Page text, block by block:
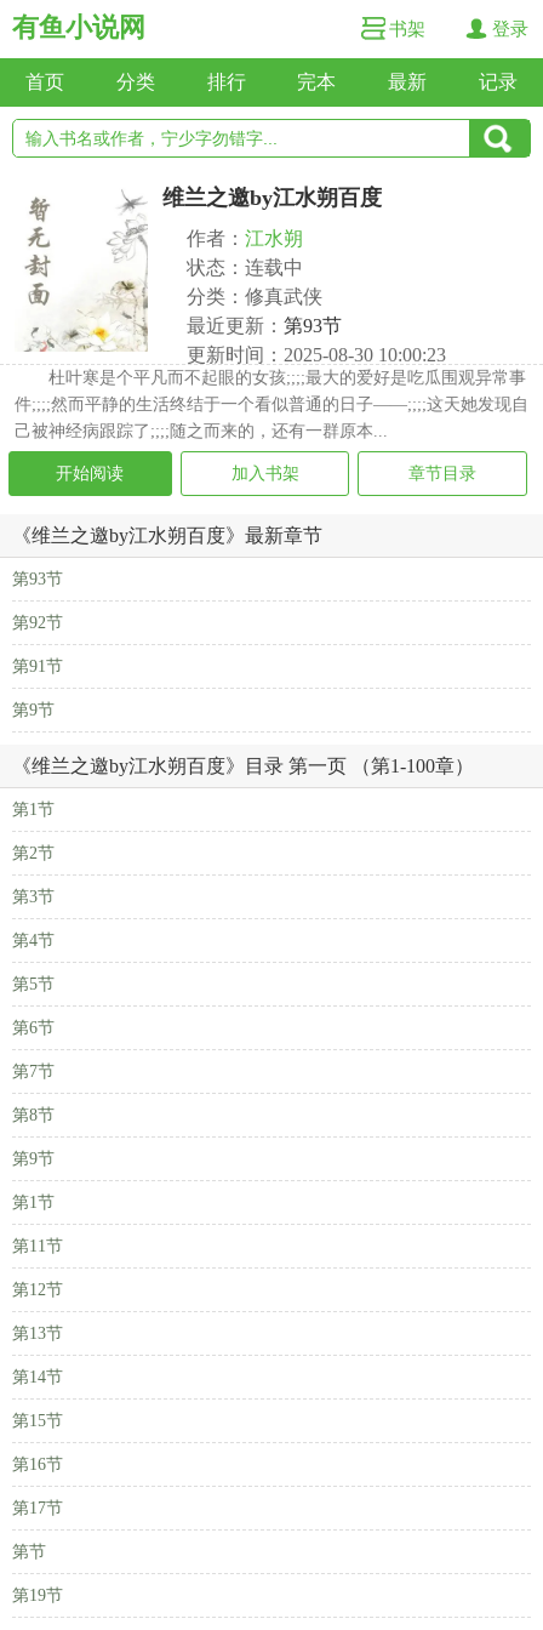
有鱼小说网 书架 登录
首页 分类 排行 完本 最新 记录
维兰之邀by江水朔百度
作者： 江水朔
状态：连载中
分类：修真武侠
最近更新： 第93节
更新时间：2025-08-30 10:00:23
杜叶寒是个平凡而不起眼的女孩;;;;最大的爱好是吃瓜围观异常事
件;;;;然而平静的生活终结于一个看似普通的日子——;;;;这天她发现自
己被神经病跟踪了;;;;随之而来的，还有一群原本...
开始阅读 加入书架 章节目录
《维兰之邀by江水朔百度》最新章节
第93节
第92节
第91节
第9节
《维兰之邀by江水朔百度》目录 第一页 （第1-100章）
第1节
第2节
第3节
第4节
第5节
第6节
第7节
第8节
第9节
第1节
第11节
第12节
第13节
第14节
第15节
第16节
第17节
第节
第19节